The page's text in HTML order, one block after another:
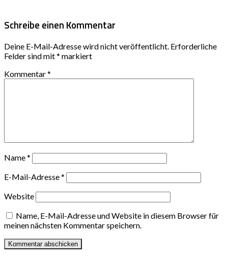
Schreibe einen Kommentar
Deine E-Mail-Adresse wird nicht veröffentlicht. Erforderliche
Felder sind mit* markiert
Kommentar*
Name*
E-Mail-Adresse*
Website
Name, E-Mail-Adresse und Website in diesem Browser für
meinen nächsten Kommentar speichern.